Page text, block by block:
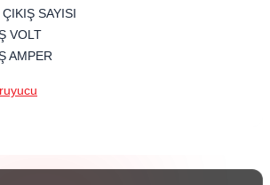
ÇIKIŞ SAYISI
VOLT
AMPER